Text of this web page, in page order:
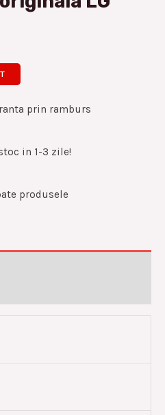
prin ramburs
in 1-3 zile!
produsele